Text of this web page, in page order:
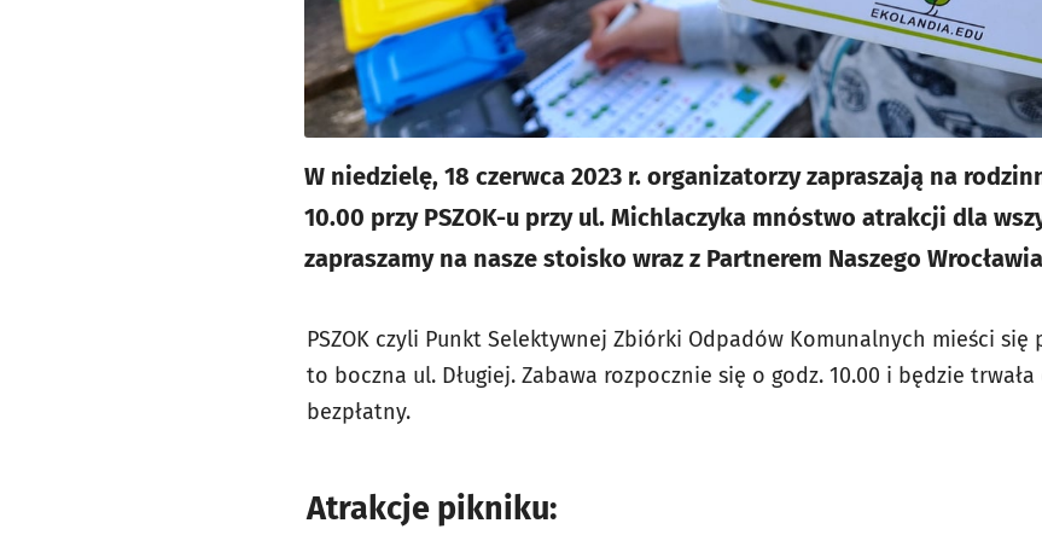
W niedzielę, 18 czerwca 2023 r. organizatorzy zapraszają na
10.00 przy PSZOK-u przy ul. Michlaczyka mnóstwo atrakcji dla
zapraszamy na nasze stoisko wraz z Partnerem Naszego
PSZOK czyli Punkt Selektywnej Zbiórki Odpadów Komunalnych mieści się
to boczna ul. Długiej. Zabawa rozpocznie się o godz. 10.00 i będzie
bezpłatny.
Atrakcje pikniku: